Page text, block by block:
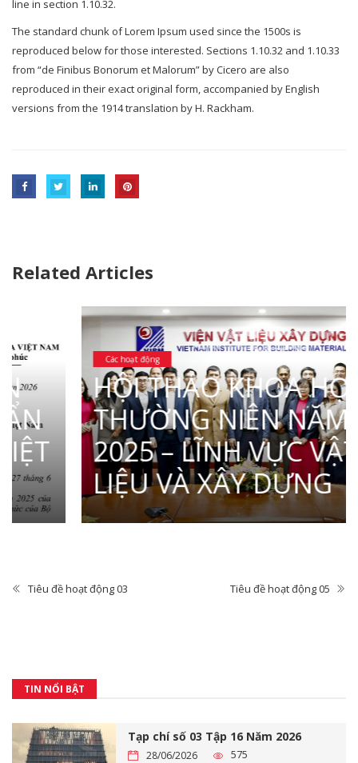
line in section 1.10.32.
The standard chunk of Lorem Ipsum used since the 1500s is
reproduced below for those interested. Sections 1.10.32 and 1.10.33
from “de Finibus Bonorum et Malorum” by Cicero are also
reproduced in their exact original form, accompanied by English
versions from the 1914 translation by H. Rackham.
Related Articles
HỘI THẢO KHOA HỌC
THƯỜNG NIÊN NĂM
2025 – LĨNH VỰC VẬT
LIỆU VÀ XÂY DỰNG
Tiêu đề hoạt động 03 Tiêu đề hoạt động 05
TIN NỔI BẬT
Tạp chí số 03 Tập 16 Năm 2026
28/06/2026 575